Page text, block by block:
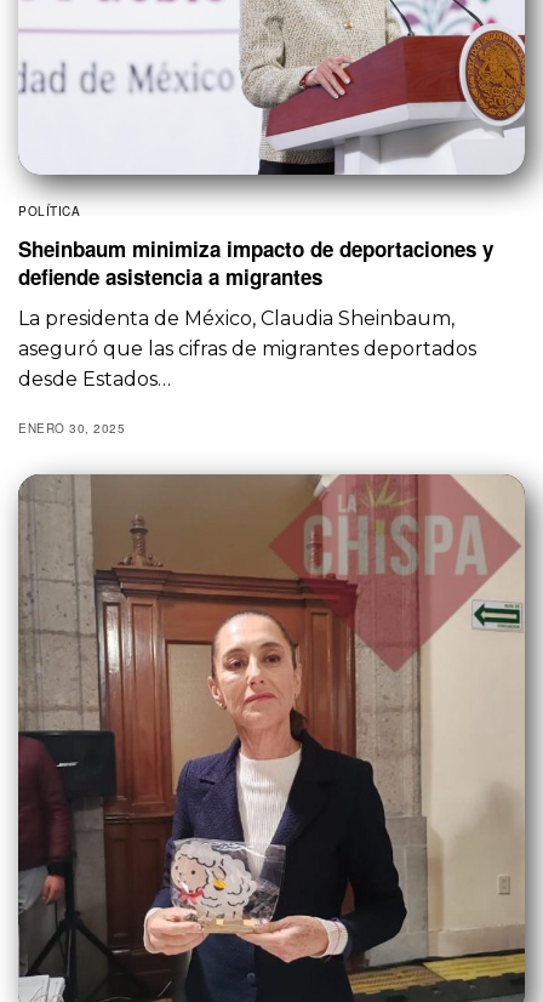
POLÍTICA
Sheinbaum minimiza impacto de deportaciones y
defiende asistencia a migrantes
La presidenta de México, Claudia Sheinbaum,
aseguró que las cifras de migrantes deportados
desde Estados…
ENERO 30, 2025